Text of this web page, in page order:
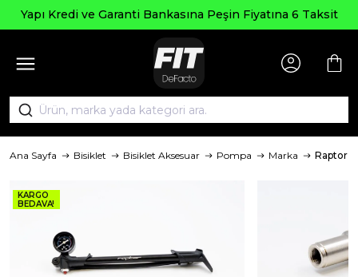
Yapı Kredi ve Garanti Bankasına Peşin Fiyatına 6 Taksit
Ana Sayfa Bisiklet Bisiklet Aksesuar Pompa Marka Raptor
KARGO
BEDAVA!